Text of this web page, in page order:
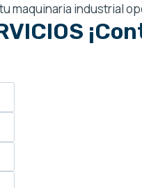
maquinaria industrial